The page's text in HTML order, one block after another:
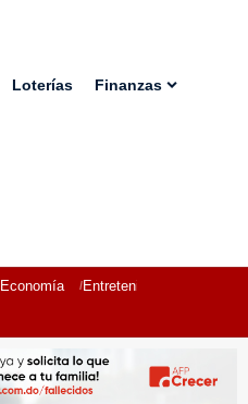
Loterías Finanzas
Economía Entretenimiento